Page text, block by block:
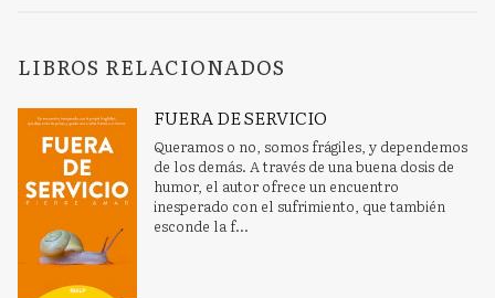
LIBROS RELACIONADOS
FUERA DE SERVICIO
Queramos o no, somos frágiles, y dependemos
de los demás. A través de una buena dosis de
humor, el autor ofrece un encuentro
inesperado con el sufrimiento, que también
esconde la f...